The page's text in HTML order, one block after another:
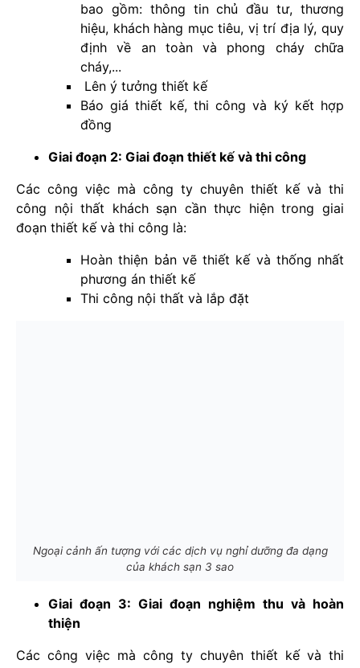
bao gồm: thông tin chủ đầu tư, thương
hiệu, khách hàng mục tiêu, vị trí địa lý, quy
định về an toàn và phong cháy chữa
cháy,...
Lên ý tưởng thiết kế
Báo giá thiết kế, thi công và ký kết hợp
đồng
Giai đoạn 2: Giai đoạn thiết kế và thi công
Các công việc mà công ty chuyên thiết kế và thi
công nội thất khách sạn cần thực hiện trong giai
đoạn thiết kế và thi công là:
Hoàn thiện bản vẽ thiết kế và thống nhất
phương án thiết kế
Thi công nội thất và lắp đặt
Ngoại cảnh ấn tượng với các dịch vụ nghỉ dưỡng đa dạng
của khách sạn 3 sao
Giai đoạn 3: Giai đoạn nghiệm thu và hoàn
thiện
Các công việc mà công ty chuyên thiết kế và thi